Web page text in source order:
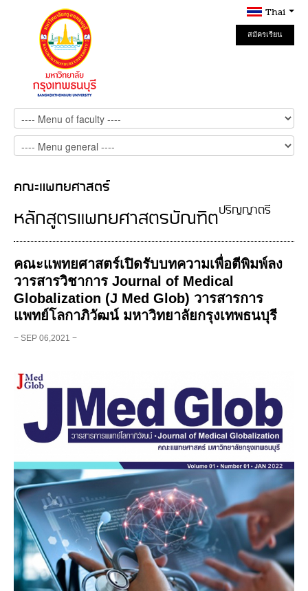
Thai
สมัครเรียน
Online
คณะแพทยศาสตร์
ปริญญาตรี
หลักสูตรแพทยศาสตรบัณฑิต
คณะแพทยศาสตร์เปิดรับบทความเพื่อตีพิมพ์ลง
วารสารวิชาการ Journal of Medical
Globalization (J Med Glob) วารสารการ
แพทย์โลกาภิวัฒน์ มหาวิทยาลัยกรุงเทพธนบุรี
− SEP 06,2021 −